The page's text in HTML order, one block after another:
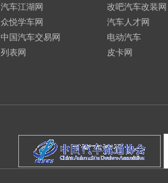
汽车江湖网
众悦学车网
中国汽车交易网
列表网
改吧汽车改装网
汽车人才网
电动汽车
皮卡网